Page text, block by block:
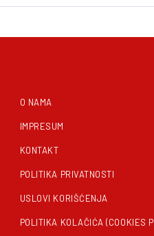
O NAMA
IMPRESUM
KONTAKT
POLITIKA PRIVATNOSTI
USLOVI KORIŠĆENJA
POLITIKA KOLAČIĆA (COOKIES